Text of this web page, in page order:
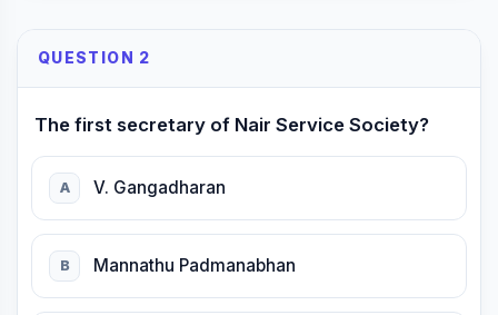
QUESTION 2
The first secretary of Nair Service Society?
A V. Gangadharan
B Mannathu Padmanabhan